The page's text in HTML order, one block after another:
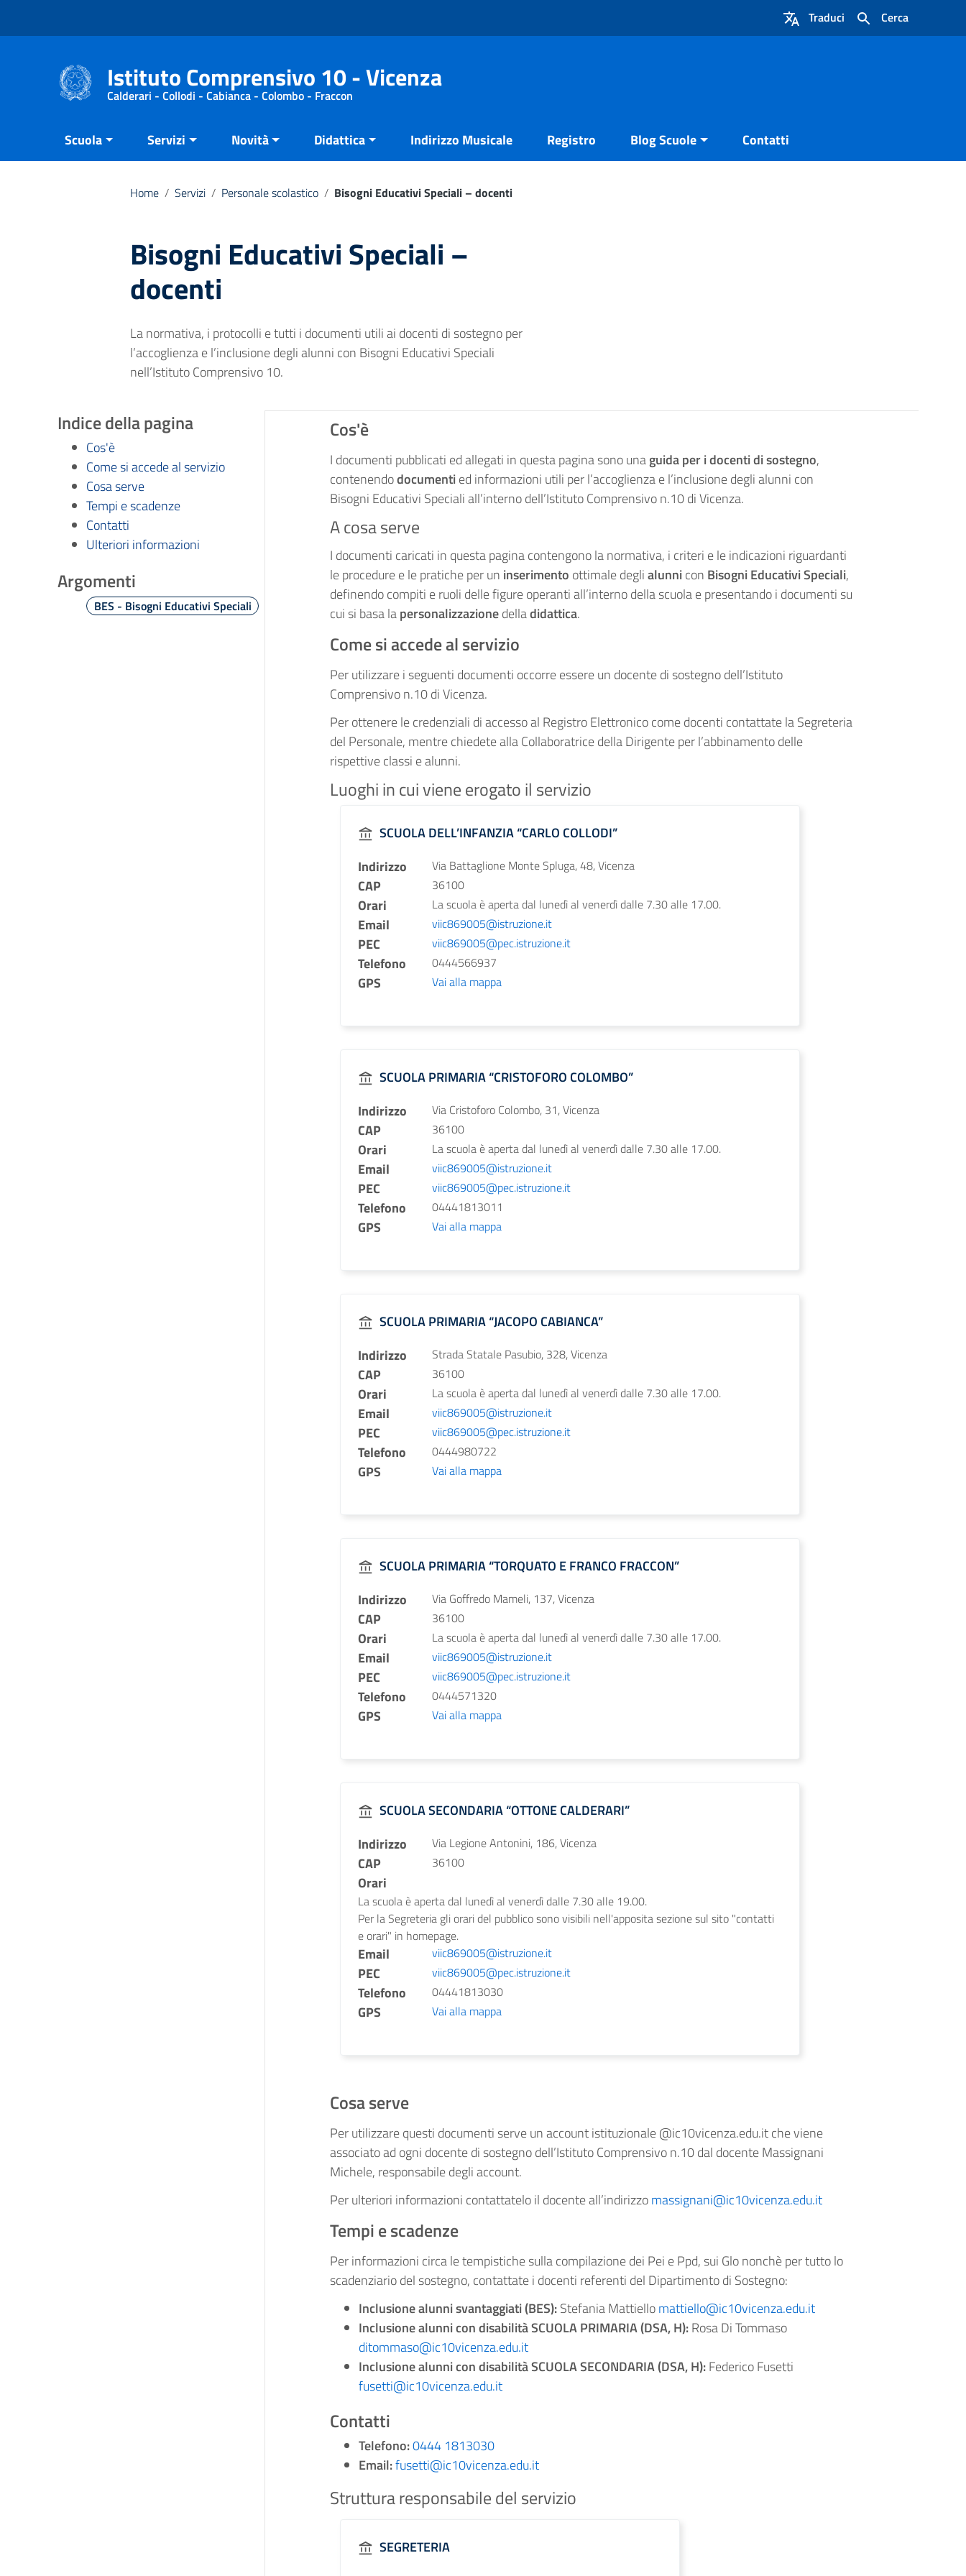
Cerca
Traduci
Istituto Comprensivo 10 - Vicenza
Calderari - Collodi - Cabianca - Colombo - Fraccon
Scuola Servizi Novità Didattica Indirizzo Musicale Registro Blog Scuole Contatti
Home / Servizi / Personale scolastico / Bisogni Educativi Speciali – docenti
Bisogni Educativi Speciali –
docenti
La normativa, i protocolli e tutti i documenti utili ai docenti di sostegno per
l’accoglienza e l’inclusione degli alunni con Bisogni Educativi Speciali
nell’Istituto Comprensivo 10.
Indice della pagina
Cos'è
Come si accede al servizio
Cosa serve
Tempi e scadenze
Contatti
Ulteriori informazioni
Argomenti
BES - Bisogni Educativi Speciali
Cos'è
I documenti pubblicati ed allegati in questa pagina sono unaguida per i docenti di sostegno,
contenendodocumentied informazioni utili per l’accoglienza e l’inclusione degli alunni con
Bisogni Educativi Speciali all’interno dell’Istituto Comprensivo n.10 di Vicenza.
A cosa serve
I documenti caricati in questa pagina contengono la normativa, i criteri e le indicazioni riguardanti
le procedure e le pratiche per un inserimento ottimale deglialunnicon Bisogni Educativi Speciali,
definendo compiti e ruoli delle figure operanti all’interno della scuola e presentando i documenti su
cui si basa lapersonalizzazionedelladidattica.
Come si accede al servizio
Per utilizzare i seguenti documenti occorre essere un docente di sostegno dell’Istituto
Comprensivo n.10 di Vicenza.
Per ottenere le credenziali di accesso al Registro Elettronico come docenti contattate la Segreteria
del Personale, mentre chiedete alla Collaboratrice della Dirigente per l’abbinamento delle
rispettive classi e alunni.
Luoghi in cui viene erogato il servizio
SCUOLA DELL’INFANZIA “CARLO COLLODI”
Indirizzo
Via Battaglione Monte Spluga, 48, Vicenza
CAP 36100
Orari La scuola è aperta dal lunedì al venerdì dalle 7.30 alle 17.00.
Email viic869005@istruzione.it
PEC viic869005@pec.istruzione.it
Telefono 0444566937
GPS Vai alla mappa
SCUOLA PRIMARIA “CRISTOFORO COLOMBO”
Indirizzo
Via Cristoforo Colombo, 31, Vicenza
CAP 36100
Orari La scuola è aperta dal lunedì al venerdì dalle 7.30 alle 17.00.
Email viic869005@istruzione.it
PEC viic869005@pec.istruzione.it
Telefono 04441813011
GPS Vai alla mappa
SCUOLA PRIMARIA “JACOPO CABIANCA”
Indirizzo
Strada Statale Pasubio, 328, Vicenza
CAP 36100
Orari La scuola è aperta dal lunedì al venerdì dalle 7.30 alle 17.00.
Email viic869005@istruzione.it
PEC viic869005@pec.istruzione.it
Telefono 0444980722
GPS Vai alla mappa
SCUOLA PRIMARIA “TORQUATO E FRANCO FRACCON”
Indirizzo
Via Goffredo Mameli, 137, Vicenza
CAP 36100
Orari La scuola è aperta dal lunedì al venerdì dalle 7.30 alle 17.00.
Email viic869005@istruzione.it
PEC viic869005@pec.istruzione.it
Telefono 0444571320
GPS Vai alla mappa
SCUOLA SECONDARIA “OTTONE CALDERARI”
Indirizzo
Via Legione Antonini, 186, Vicenza
CAP 36100
Orari
La scuola è aperta dal lunedì al venerdì dalle 7.30 alle 19.00.
Per la Segreteria gli orari del pubblico sono visibili nell'apposita sezione sul sito "contatti
e orari" in homepage.
Email viic869005@istruzione.it
PEC viic869005@pec.istruzione.it
Telefono 04441813030
GPS Vai alla mappa
Cosa serve
Per utilizzare questi documenti serve un account istituzionale @ic10vicenza.edu.it che viene
associato ad ogni docente di sostegno dell’Istituto Comprensivo n.10 dal docente Massignani
Michele, responsabile degli account.
Per ulteriori informazioni contattatelo il docente all’indirizzomassignani@ic10vicenza.edu.it
Tempi e scadenze
Per informazioni circa le tempistiche sulla compilazione dei Pei e Ppd, sui Glo nonchè per tutto lo
scadenziario del sostegno, contattate i docenti referenti del Dipartimento di Sostegno:
Inclusione alunni svantaggiati (BES):Stefania Mattiellomattiello@ic10vicenza.edu.it
Inclusione alunni con disabilità SCUOLA PRIMARIA (DSA, H):Rosa Di Tommaso
ditommaso@ic10vicenza.edu.it
Inclusione alunni con disabilità SCUOLA SECONDARIA (DSA, H):Federico Fusetti
fusetti@ic10vicenza.edu.it
Contatti
Telefono:0444 1813030
Email:fusetti@ic10vicenza.edu.it
Struttura responsabile del servizio
SEGRETERIA